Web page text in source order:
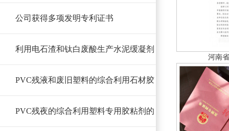
公司获得多项发明专利证书
利用电石渣和钛白废酸生产水泥缓凝剂
PVC残液和废旧塑料的综合利用石材胶
PVC残夜的综合利用塑料专用胶粘剂的
河南